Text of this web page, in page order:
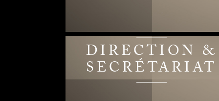
DIRECTION &
SECRÉTARIAT